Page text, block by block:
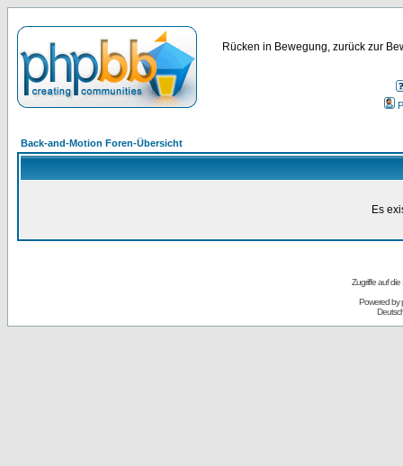
Rücken in Bewegung, zurück zur
Back-and-Motion Foren-Übersicht
Es
Zugriffe auf
Powered by